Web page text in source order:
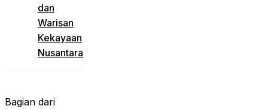
dan
Warisan
Kekayaan
Nusantara
Bagian dari